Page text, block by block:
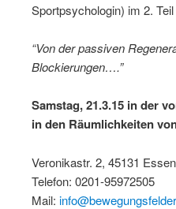
Sportpsychologin) im 2.
“Von der passiven
Blockierungen….”
Samstag, 21.3.15 in der
in den Räumlichkeiten
Veronikastr. 2, 45131
Telefon: 0201-95972505
Mail: